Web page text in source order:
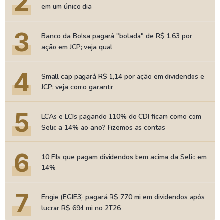
em um único dia
3
Banco da Bolsa pagará "bolada" de R$ 1,63 por
ação em JCP; veja qual
4
Small cap pagará R$ 1,14 por ação em dividendos e
JCP; veja como garantir
5
LCAs e LCIs pagando 110% do CDI ficam como com
Selic a 14% ao ano? Fizemos as contas
6
10 FIIs que pagam dividendos bem acima da Selic em
14%
7
Engie (EGIE3) pagará R$ 770 mi em dividendos após
lucrar R$ 694 mi no 2T26